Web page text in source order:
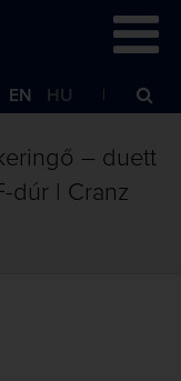
EN HU
– duett
dúr | Cranz